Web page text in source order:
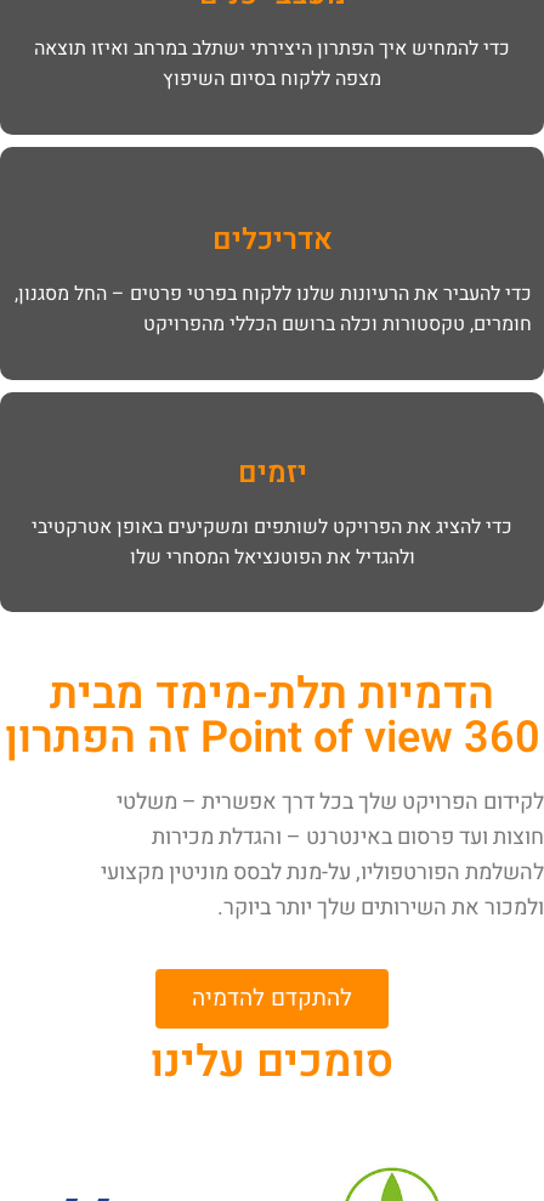
כדי להמחיש איך הפתרון היצירתי ישתלב במרחב ואיזו תוצאה
מצפה ללקוח בסיום השיפוץ
אדריכלים
כדי להעביר את הרעיונות שלנו ללקוח בפרטי פרטים – החל מסגנון,
חומרים, טקסטורות וכלה ברושם הכללי מהפרויקט
יזמים
כדי להציג את הפרויקט לשותפים ומשקיעים באופן אטרקטיבי
ולהגדיל את הפוטנציאל המסחרי שלו
הדמיות תלת-מימד מבית
Point of view 360 זה הפתרון
לקידום הפרויקט שלך בכל דרך אפשרית – משלטי
חוצות ועד פרסום באינטרנט – והגדלת מכירות
להשלמת הפורטפוליו, על-מנת לבסס מוניטין מקצועי
ולמכור את השירותים שלך יותר ביוקר.
להתקדם להדמיה
סומכים עלינו